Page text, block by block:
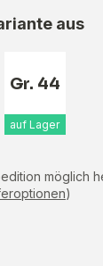
aus
Gr. 44
auf Lager
möglich
)